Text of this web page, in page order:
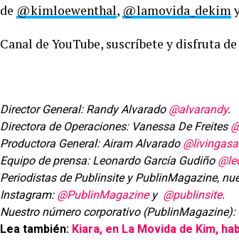
de @kimloewenthal, @lamovida_ dekim
Canal de YouTube, suscríbete y disfruta
Director General: Randy Alvarado @alvarandy.
Directora de Operaciones: Vanessa De Freites
Productora General: Airam Alvarado
Equipo de prensa: Leonardo García Gudiño
Periodistas de Publinsite y PublinMagazine,
Instagram: @PublinMagaziney @publinsite.
Nuestro número corporativo (PublinMagazine):
Lea también: Kiara, en La Movida de Kim,